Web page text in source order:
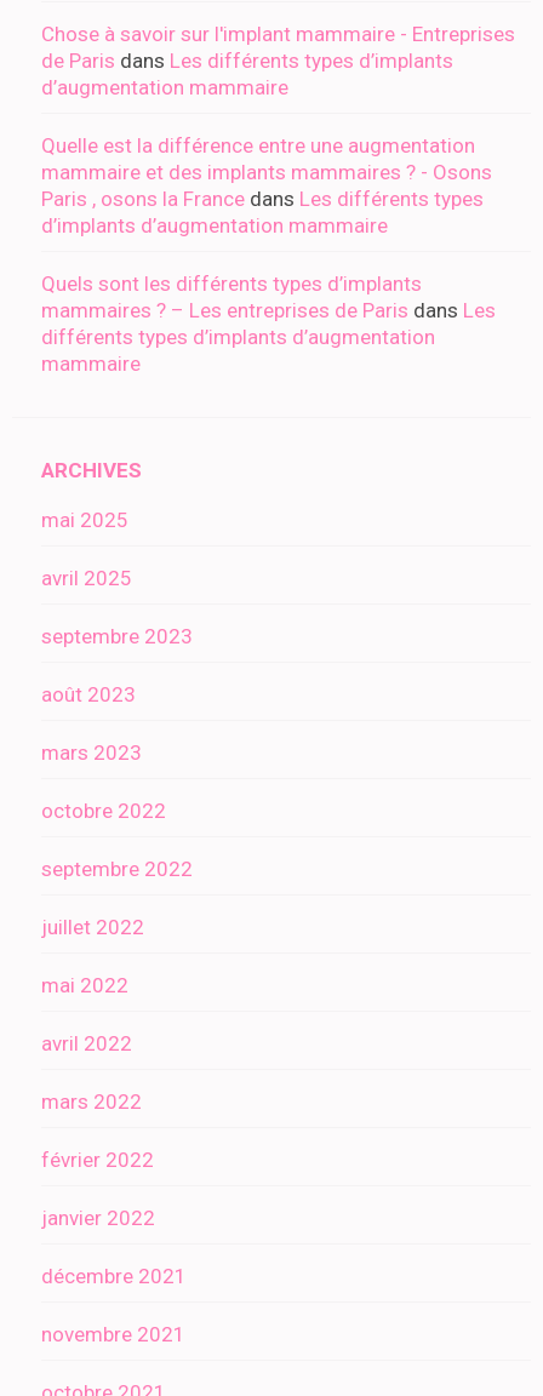
Chose à savoir sur l'implant mammaire - Entreprises
de Paris dans Les différents types d’implants
d’augmentation mammaire
Quelle est la différence entre une augmentation
mammaire et des implants mammaires ? - Osons
Paris , osons la France dans Les différents types
d’implants d’augmentation mammaire
Quels sont les différents types d’implants
mammaires ? – Les entreprises de Paris dans Les
différents types d’implants d’augmentation
mammaire
ARCHIVES
mai 2025
avril 2025
septembre 2023
août 2023
mars 2023
octobre 2022
septembre 2022
juillet 2022
mai 2022
avril 2022
mars 2022
février 2022
janvier 2022
décembre 2021
novembre 2021